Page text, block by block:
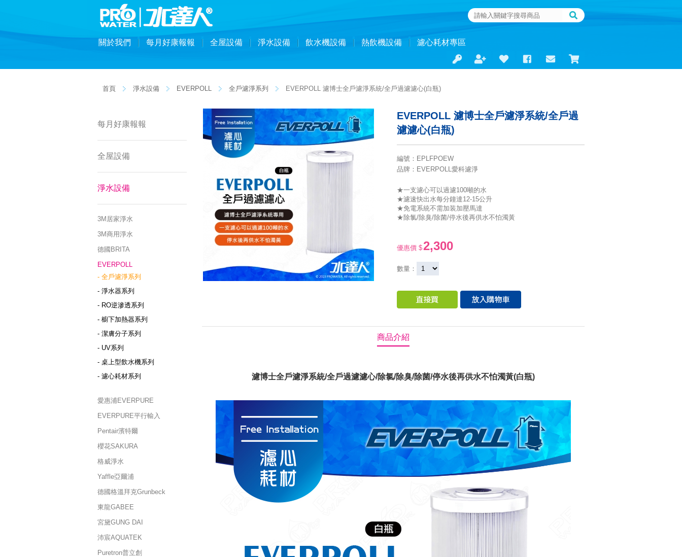
關於我們 每月好康報報 全屋設備 淨水設備 飲水機設備 熱飲機設備 濾心耗材專區
首頁 淨水設備 EVERPOLL 全戶濾淨系列 EVERPOLL 濾博士全戶濾淨系統/全戶過濾濾心(白瓶)
每月好康報報
全屋設備
淨水設備
3M居家淨水
3M商用淨水
德國BRITA
EVERPOLL
- 全戶濾淨系列
- 淨水器系列
- RO逆滲透系列
- 櫥下加熱器系列
- 潔膚分子系列
- UV系列
- 桌上型飲水機系列
- 濾心耗材系列
愛惠浦EVERPURE
EVERPURE平行輸入
Pentair濱特爾
櫻花SAKURA
格威淨水
Yaffle亞爾浦
德國格溫拜克Grunbeck
東龍GABEE
宮黛GUNG DAI
沛宸AQUATEK
Puretron普立創
EVERPOLL 濾博士全戶濾淨系統/全戶過
濾濾心(白瓶)
編號 ： EPLFPOEW
品牌 ：EVERPOLL愛科濾淨
★一支濾心可以過濾100噸的水
★濾速快出水每分鐘達12-15公升
★免電系統不需加装加壓馬達
★除氯/除臭/除菌/停水後再供水不怕濁黃
優惠價 $2,300
數量：
商品介紹
濾博士全戶濾淨系統/全戶過濾濾心/除氯/除臭/除菌/停水後再供水不怕濁黃(白瓶)